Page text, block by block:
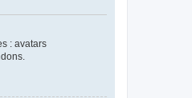
: avatars